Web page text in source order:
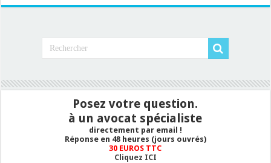
Posez votre question.
à un avocat spécialiste
directement par email !
Réponse en 48 heures (jours ouvrés)
30 EUROS TTC
Cliquez ICI